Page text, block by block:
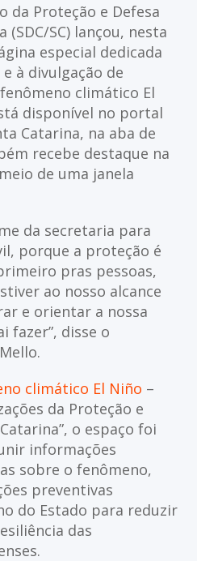
da Proteção e Defesa
(SDC/SC) lançou, nesta
especial dedicada
à divulgação de
climático El
disponível no portal
Catarina, na aba de
recebe destaque na
de uma janela
da secretaria para
porque a proteção é
pras pessoas,
ao nosso alcance
e orientar a nossa
fazer”, disse o
climático El Niño –
da Proteção e
o espaço foi
informações
sobre o fenômeno,
preventivas
do Estado para reduzir
das